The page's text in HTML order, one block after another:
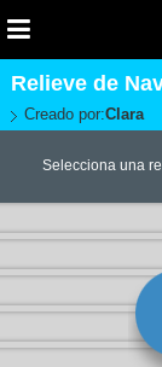
Relieve de
Creado por:Clara
Selecciona una